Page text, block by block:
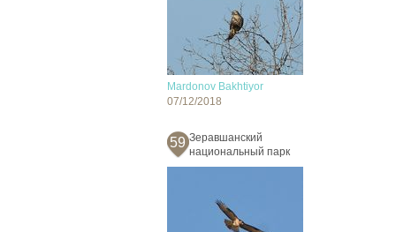
Mardonov Bakhtiyor
07/12/2018
59 Зеравшанский
национальный парк